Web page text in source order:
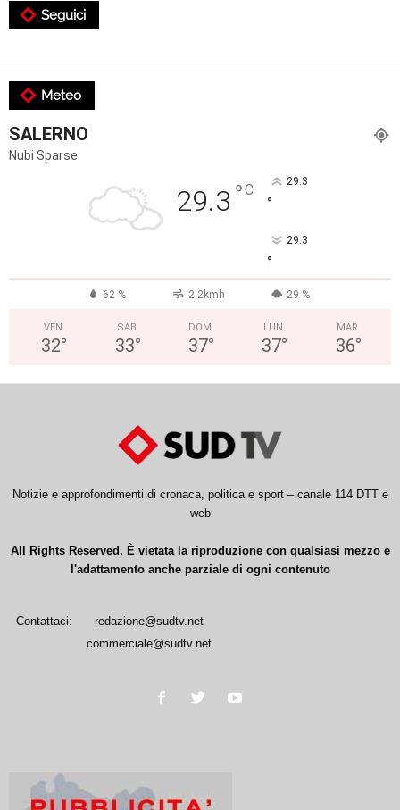
Seguici
Meteo
SALERNO
Nubi Sparse
29.3 °C 29.3
°
29.3
°
62 % 2.2kmh 29 %
VEN
32°
SAB
33°
DOM
37°
LUN
37°
MAR
36°
Notizie e approfondimenti di cronaca, politica e sport – canale 114 DTT e
web
All Rights Reserved. È vietata la riproduzione con qualsiasi mezzo e
l'adattamento anche parziale di ogni contenuto
Contattaci:
redazione@sudtv.net
commerciale@sudtv.net